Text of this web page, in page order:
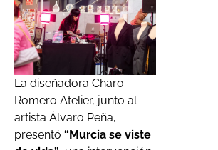
La diseñadora Charo
Romero Atelier, junto al
artista Álvaro Peña,
presentó “Murcia se viste